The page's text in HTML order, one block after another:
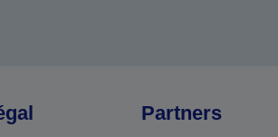
Partners